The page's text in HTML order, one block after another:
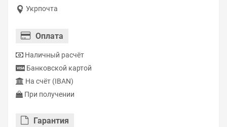
Укрпочта
Оплата
Наличный расчёт
Банковской картой
На счёт (IBAN)
При получении
Гарантия